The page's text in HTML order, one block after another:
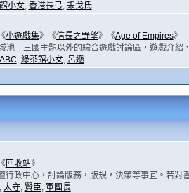
小女, 香港長弓, 耒戈氏
小遊戲集》《信長之野望》《Age of Empires》
池。三國主題以外的綜合遊戲討論區，遊戲介紹
, 綠茶館小女, 呂遜
回收站》
行政中心，討論版務，版規，決策等事宜。若對
, 太守, 賢臣, 軍團長